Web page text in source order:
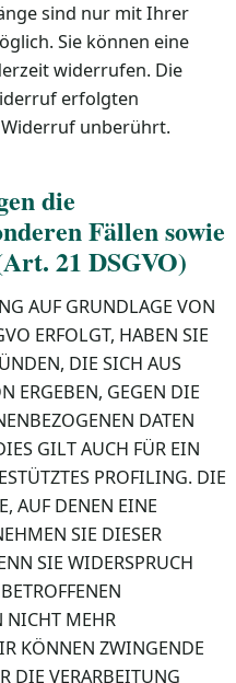
sind nur mit Ihrer
Sie können eine
widerrufen. Die
erfolgten
unberührt.
die
Fällen sowie
21 DSGVO)
AUF GRUNDLAGE VON
ERFOLGT, HABEN SIE
DIE SICH AUS
ERGEBEN, GEGEN DIE
DATEN
GILT AUCH FÜR EIN
PROFILING. DIE
AUF DENEN EINE
SIE DIESER
SIE WIDERSPRUCH
NICHT MEHR
KÖNNEN ZWINGENDE
DIE VERARBEITUNG